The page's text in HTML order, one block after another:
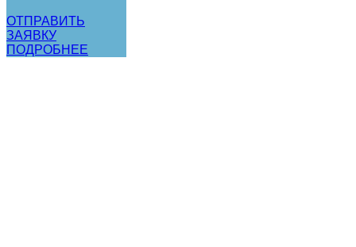
ОТПРАВИТЬ
ЗАЯВКУ
ПОДРОБНЕЕ